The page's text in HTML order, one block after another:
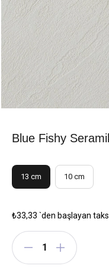
Blue Fishy
13 cm 10 cm
₺33,33 `den başlayan